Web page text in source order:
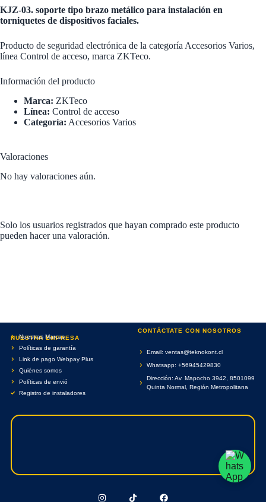
KJZ-03. soporte tipo brazo metálico para instalación en
torniquetes de dispositivos faciales.
Producto de seguridad electrónica de la categoría Accesorios Varios,
línea Control de acceso, marca ZKTeco.
Información del producto
Marca: ZKTeco
Línea: Control de acceso
Categoría: Accesorios Varios
Valoraciones
No hay valoraciones aún.
Solo los usuarios registrados que hayan comprado este producto
pueden hacer una valoración.
NUESTRA EMPRESA
Nuestras Marcas
Políticas de garantía
Link de pago Webpay Plus
Quiénes somos
Políticas de envió
Registro de instaladores
CONTÁCTATE CON NOSOTROS
Email: ventas@teknokont.cl
Whatsapp: +56945429830
Dirección: Av. Mapocho 3942, 8501099
Quinta Normal, Región Metropolitana